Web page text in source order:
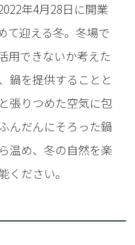
年4月28日に開業
て迎える冬。冬場で
用できないか考えた
鍋を提供することと
張りつめた空気に包
んだんにそろった鍋
温め、冬の自然を楽
ください。